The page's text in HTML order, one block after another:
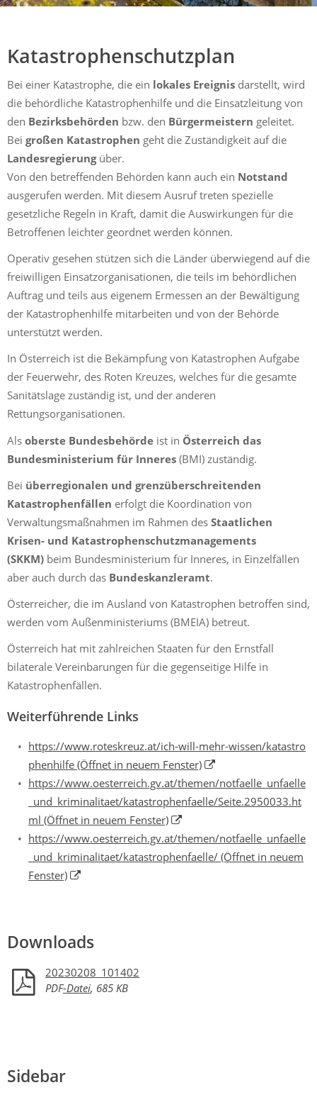
Katastrophenschutzplan
Bei einer Katastrophe, die ein lokales Ereignis darstellt, wird
die behördliche Katastrophenhilfe und die Einsatzleitung von
den Bezirksbehörden bzw. den Bürgermeistern geleitet.
Bei großen Katastrophen geht die Zuständigkeit auf die
Landesregierungüber.
Von den betreffenden Behörden kann auch ein Notstand
ausgerufen werden. Mit diesem Ausruf treten spezielle
gesetzliche Regeln in Kraft, damit die Auswirkungen für die
Betroffenen leichter geordnet werden können.
Operativ gesehen stützen sich die Länder überwiegend auf die
freiwilligen Einsatzorganisationen, die teils im behördlichen
Auftrag und teils aus eigenem Ermessen an der Bewältigung
der Katastrophenhilfe mitarbeiten und von der Behörde
unterstützt werden.
In Österreich ist die Bekämpfung von Katastrophen Aufgabe
der Feuerwehr, des Roten Kreuzes, welches für die gesamte
Sanitätslage zuständig ist, und der anderen
Rettungsorganisationen.
Als oberste Bundesbehörde ist in Österreich das
Bundesministerium für Inneres (BMI) zuständig.
Bei überregionalen und grenzüberschreitenden
Katastrophenfällen erfolgt die Koordination von
Verwaltungsmaßnahmen im Rahmen des Staatlichen
Krisen- und Katastrophenschutzmanagements
(SKKM) beim Bundesministerium für Inneres, in Einzelfällen
aber auch durch das Bundeskanzleramt.
Österreicher, die im Ausland von Katastrophen betroffen sind,
werden vom Außenministeriums (BMEIA) betreut.
Österreich hat mit zahlreichen Staaten für den Ernstfall
bilaterale Vereinbarungen für die gegenseitige Hilfe in
Katastrophenfällen.
Weiterführende Links
https://www.roteskreuz.at/ich-will-mehr-wissen/katastro
phenhilfe (Öffnet in neuem Fenster)
https://www.oesterreich.gv.at/themen/notfaelle_unfaelle
_und_kriminalitaet/katastrophenfaelle/Seite.2950033.ht
ml (Öffnet in neuem Fenster)
https://www.oesterreich.gv.at/themen/notfaelle_unfaelle
_und_kriminalitaet/katastrophenfaelle/ (Öffnet in neuem
Fenster)
Downloads
20230208_101402
PDF-Datei, 685 KB
Sidebar